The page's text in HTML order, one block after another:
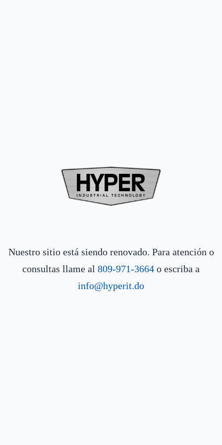
Nuestro sitio está siendo renovado. Para atención o
consultas llame al 809-971-3664 o escriba a
info@hyperit.do